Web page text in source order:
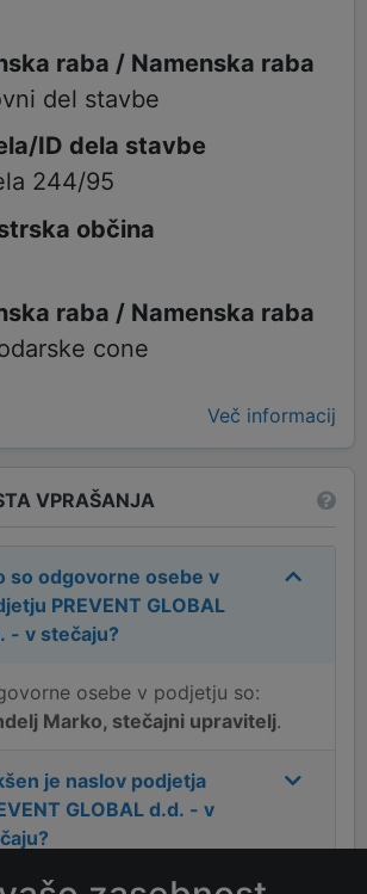
del stavbe
244/95
cone
Več informacij
VPRAŠANJA
so odgovorne osebe v
PREVENT GLOBAL
- v stečaju?
osebe v podjetju so:
Marko, stečajni upravitelj.
je naslov podjetja
GLOBAL d.d. - v
?